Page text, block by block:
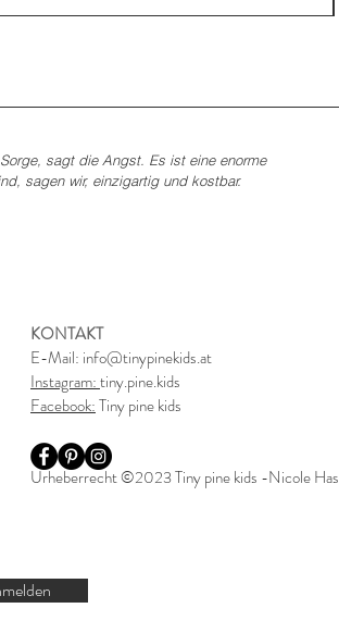
sagt die Angst. Es ist eine enorme
sagen wir, einzigartig und kostbar.
KONTAKT
E-Mail: info@tinypinekids.at
Instagram:tiny.pine.kids
Facebook:Tiny pine kids
Urheberrecht ©2023 Tiny pine kids -Nicole Has